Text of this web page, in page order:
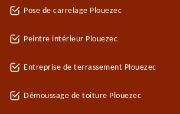
Pose de carrelage Plouezec
Peintre intérieur Plouezec
Entreprise de terrassement Plouezec
Démoussage de toiture Plouezec